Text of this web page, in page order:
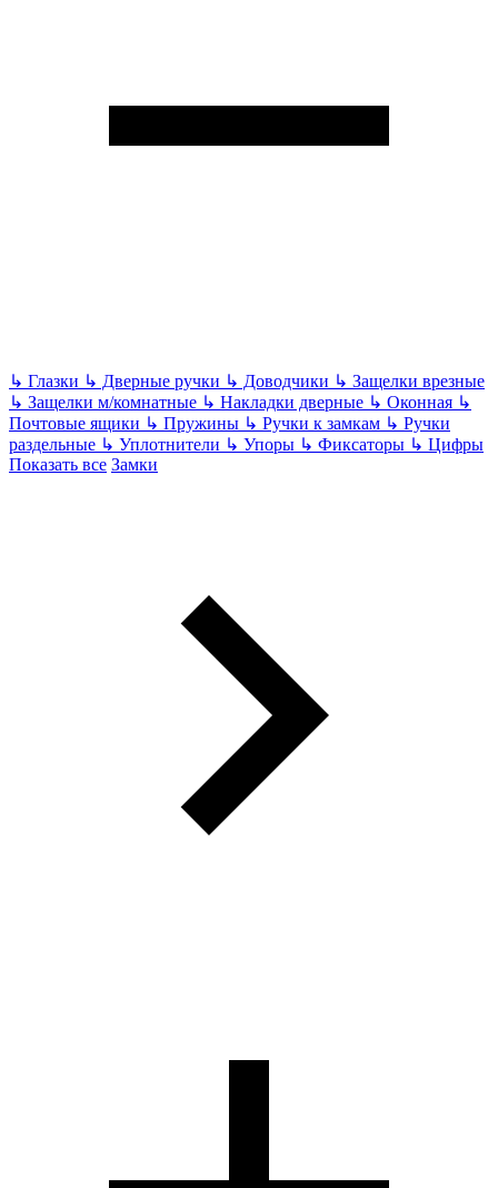
↳ Глазки ↳ Дверные ручки ↳ Доводчики ↳ Защелки врезные
↳ Защелки м/комнатные ↳ Накладки дверные ↳ Оконная ↳
Почтовые ящики ↳ Пружины ↳ Ручки к замкам ↳ Ручки
раздельные ↳ Уплотнители ↳ Упоры ↳ Фиксаторы ↳ Цифры
Показать все Замки